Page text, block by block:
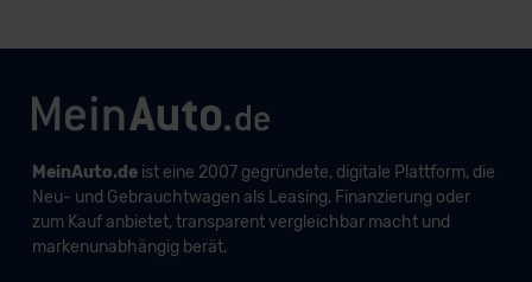
MeinAuto.deist eine 2007 gegründete, digitale Plattform, die
Neu- und Gebrauchtwagen als Leasing, Finanzierung oder
zum Kauf anbietet, transparent vergleichbar macht und
markenunabhängig berät.